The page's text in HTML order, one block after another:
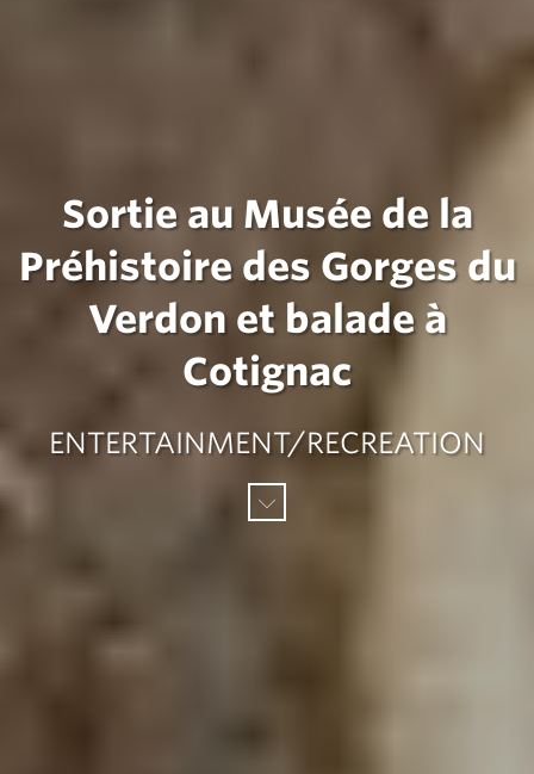
Sortie au Musée de la
Préhistoire des Gorges du
Verdon et balade à
Cotignac
ENTERTAINMENT/RECREATION